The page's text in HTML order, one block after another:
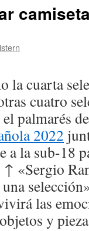
istern
la cuarta
cuatro
palmarés
2022
a la sub-18
«Sergio
las
y